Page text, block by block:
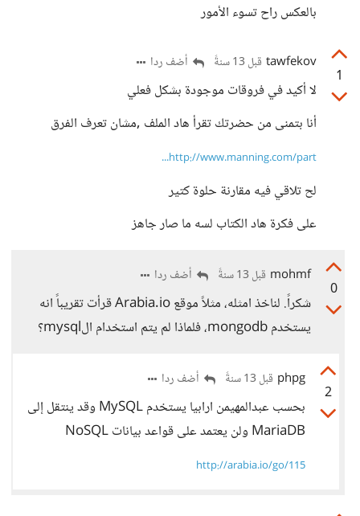
بالعكس راح تسوء الأمور
1
tawfekov قبل 13 سنةً أضف ردا
لا أكيد في فروقات موجودة بشكل فعلي
أنا بتمنى من حضرتك تقرأ هاد الملف ,مشان تعرف الفرق
http://www.manning.com/part...
لح تلاقي فيه مقارنة حلوة كتير
على فكرة هاد الكتاب لسه ما صار جاهز
0
mohmf قبل 13 سنةً أضف ردا
شكراً. لناخذ امثله، مثلاً موقع Arabia.io قرأت تقريباً انه
يستخدم mongodb، فلماذا لم يتم استخدام الmysql؟
2
phpg قبل 13 سنةً أضف ردا
بحسب عبدالمهيمن ارابيا يستخدم MySQL وقد ينتقل إلى
MariaDB ولن يعتمد على قواعد بيانات NoSQL
http://arabia.io/go/115